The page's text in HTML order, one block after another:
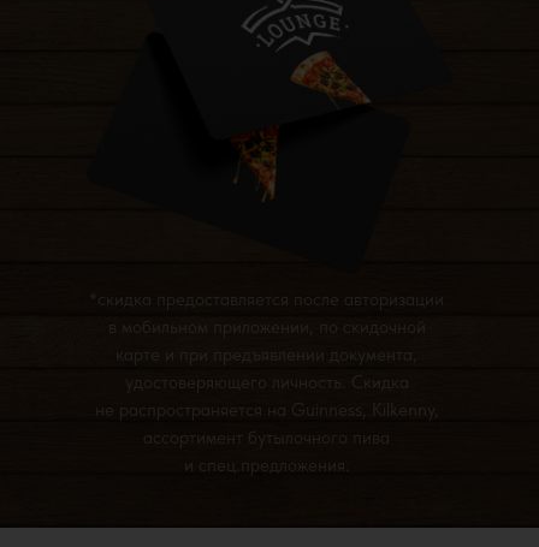
*скидка предоставляется после авторизации
в мобильном приложении, по скидочной
карте и при предъявлении документа,
удостоверяющего личность. Скидка
не распространяется на Guinness, Kilkenny,
ассортимент бутылочного пива
и спец.предложения.